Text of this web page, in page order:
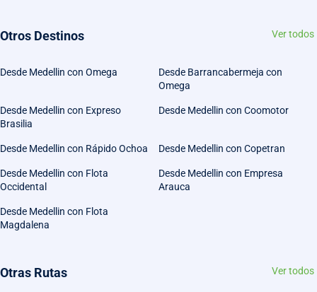
Otros Destinos Ver todos
Desde Medellin con Omega
Desde Barrancabermeja con
Omega
Desde Medellin con Expreso
Brasilia
Desde Medellin con Coomotor
Desde Medellin con Rápido Ochoa Desde Medellin con Copetran
Desde Medellin con Flota
Occidental
Desde Medellin con Empresa
Arauca
Desde Medellin con Flota
Magdalena
Otras Rutas Ver todos